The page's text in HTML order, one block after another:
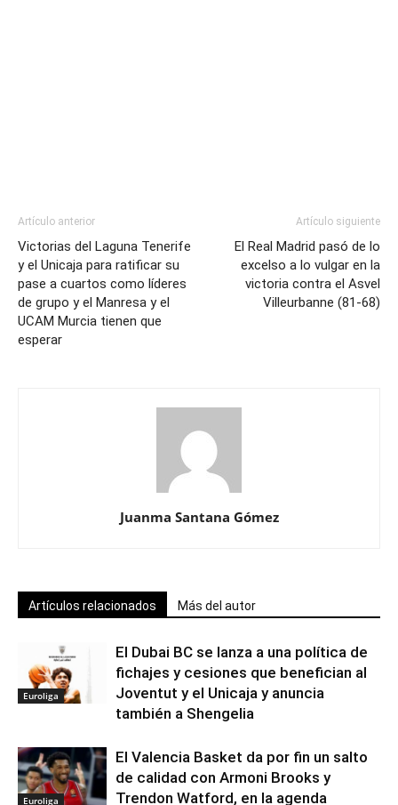
Artículo anterior
Victorias del Laguna Tenerife
y el Unicaja para ratificar su
pase a cuartos como líderes
de grupo y el Manresa y el
UCAM Murcia tienen que
esperar
Artículo siguiente
El Real Madrid pasó de lo
excelso a lo vulgar en la
victoria contra el Asvel
Villeurbanne (81-68)
Juanma Santana Gómez
Artículos relacionados Más del autor
Euroliga
El Dubai BC se lanza a una política de
fichajes y cesiones que benefician al
Joventut y el Unicaja y anuncia
también a Shengelia
Euroliga
El Valencia Basket da por fin un salto
de calidad con Armoni Brooks y
Trendon Watford, en la agenda